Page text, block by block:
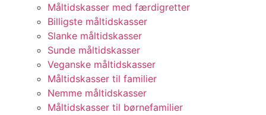
Måltidskasser med færdigretter
Billigste måltidskasser
Slanke måltidskasser
Sunde måltidskasser
Veganske måltidskasser
Måltidskasser til familier
Nemme måltidskasser
Måltidskasser til børnefamilier